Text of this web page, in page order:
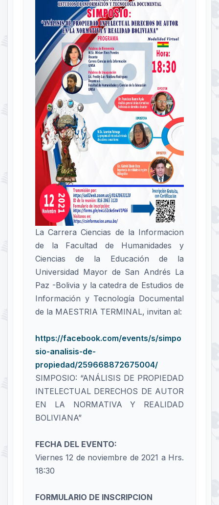
La Carrera Ciencias de la Informacion
de la Facultad de Humanidades y
Ciencias de la Educación de la
Universidad Mayor de San Andrés La
Paz -Bolivia y la catedra de Estudios de
Información y Tecnología Documental
de la MAESTRIA TERMINAL, invitan al:
https://facebook.com/events/s/simpo
sio-analisis-de-
propiedad/259668872675004/
SIMPOSIO: “ANÁLISIS DE PROPIEDAD
INTELECTUAL DERECHOS DE AUTOR
EN LA NORMATIVA Y REALIDAD
BOLIVIANA”
FECHA DEL EVENTO:
Viernes 12 de noviembre de 2021 a Hrs.
18:30
FORMULARIO DE INSCRIPCION